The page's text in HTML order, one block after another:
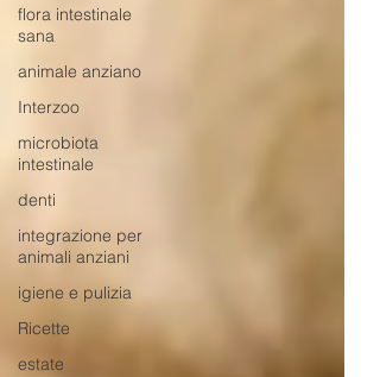
flora intestinale
sana
animale anziano
Interzoo
microbiota
intestinale
denti
integrazione per
animali anziani
igiene e pulizia
Ricette
estate